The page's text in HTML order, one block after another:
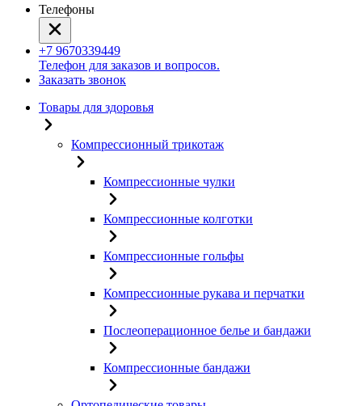
Телефоны
+7 9670339449
Телефон для заказов и вопросов.
Заказать звонок
Товары для здоровья
Компрессионный трикотаж
Компрессионные чулки
Компрессионные колготки
Компрессионные гольфы
Компрессионные рукава и перчатки
Послеоперационное белье и бандажи
Компрессионные бандажи